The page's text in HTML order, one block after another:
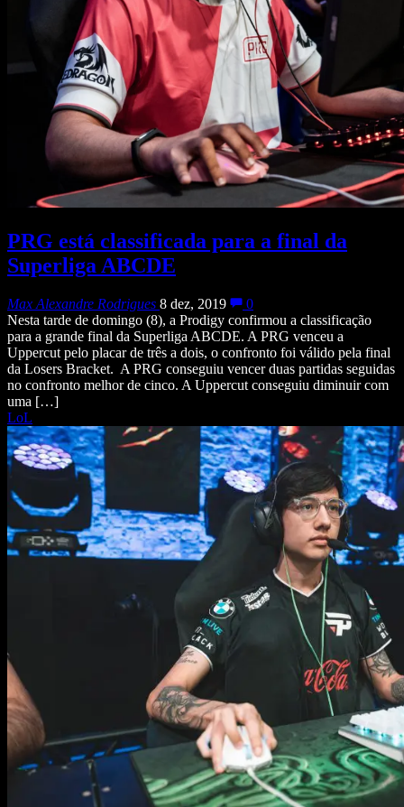
PRG está classificada para a final da
Superliga ABCDE
Max Alexandre Rodrigues 8 dez, 2019
0
Nesta tarde de domingo (8), a Prodigy confirmou a classificação
para a grande final da Superliga ABCDE. A PRG venceu a
Uppercut pelo placar de três a dois, o confronto foi válido pela final
da Losers Bracket. A PRG conseguiu vencer duas partidas seguidas
no confronto melhor de cinco. A Uppercut conseguiu diminuir com
uma […]
LoL